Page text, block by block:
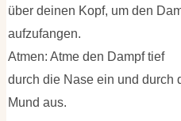
über deinen Kopf, um den
aufzufangen.
Atmen: Atme den Dampf tief
durch die Nase ein und durch
Mund aus.